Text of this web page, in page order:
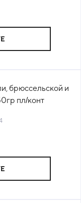
брюссельской и
пл/конт
Россия (КОД